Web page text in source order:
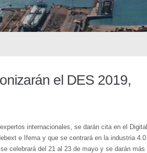
el DES 2019,
internacionales, se darán cita en el Digital
e Ifema y que se centrará en la industria 4.0
celebrará del 21 al 23 de mayo y se darán más